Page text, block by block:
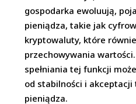
gospodarka ewoluują,
pieniądza, takie jak
kryptowaluty, które
przechowywania
spełniania tej funkcji
od stabilności i
pieniądza.